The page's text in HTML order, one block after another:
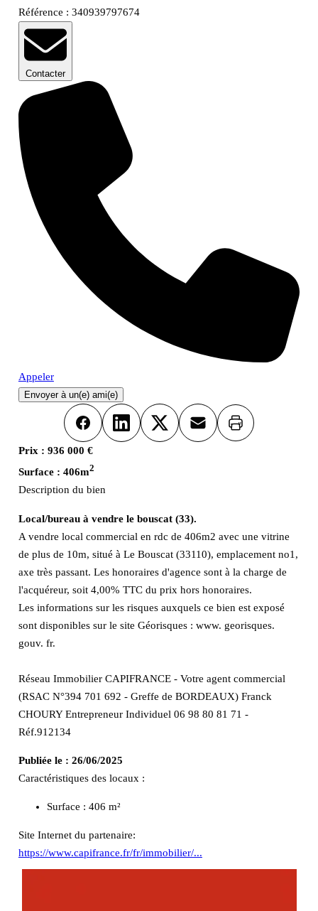
Référence : 340939797674
Contacter
Appeler
Envoyer à un(e) ami(e)
FacebookLinkedInX Email Imprimer
Prix : 936 000 €
Surface : 406m2
Description du bien
Local/bureau à vendre le bouscat (33).
A vendre local commercial en rdc de 406m2 avec une vitrine
de plus de 10m, situé à Le Bouscat (33110), emplacement no1,
axe très passant. Les honoraires d'agence sont à la charge de
l'acquéreur, soit 4,00% TTC du prix hors honoraires.
Les informations sur les risques auxquels ce bien est exposé
sont disponibles sur le site Géorisques : www. georisques.
gouv. fr.
Réseau Immobilier CAPIFRANCE - Votre agent commercial
(RSAC N°394 701 692 - Greffe de BORDEAUX) Franck
CHOURY Entrepreneur Individuel 06 98 80 81 71 -
Réf.912134
Publiée le : 26/06/2025
Caractéristiques des locaux :
Surface : 406 m²
Site Internet du partenaire:
https://www.capifrance.fr/fr/immobilier/...